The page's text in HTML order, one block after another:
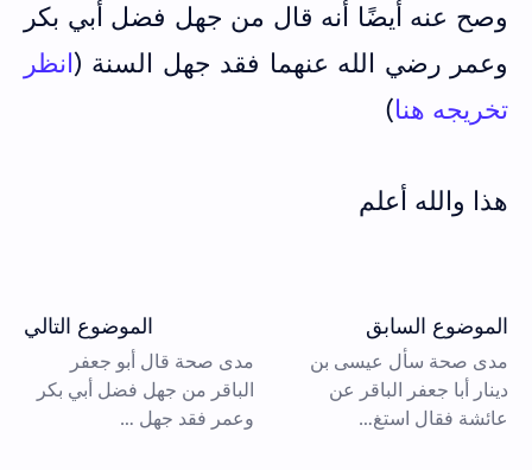
وصح عنه أيضًا أنه قال من جهل فضل أبي بكر
وعمر رضي الله عنهما فقد جهل السنة (انظر
تخريجه هنا)
هذا والله أعلم